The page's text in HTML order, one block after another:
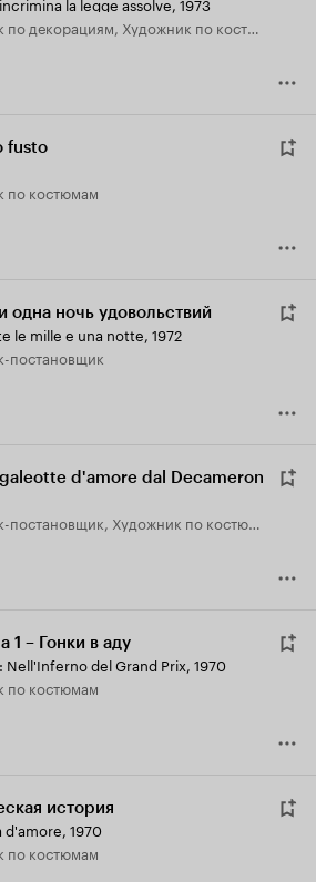
по декорациям, Художник по костюмам
fusto
по костюмам
одна ночь удовольствий
le mille e una notte, 1972
постановщик
d'amore dal Decameron
постановщик, Художник по костюмам
1 – Гонки в аду
Nell'Inferno del Grand Prix, 1970
по костюмам
история
d'amore, 1970
по костюмам